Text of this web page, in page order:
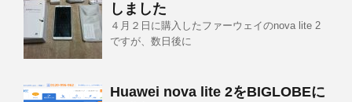
しました
４月２日に購入したファーウェイのnova lite 2
ですが、数日後に
Huawei nova lite 2をBIGLOBEに